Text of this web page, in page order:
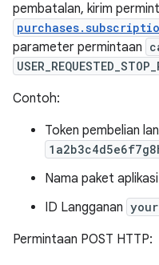
pembatalan, kirim
parameter permintaan
Contoh:
Token pembelian
Nama paket aplikasi
ID Langganan
Permintaan POST HTTP: